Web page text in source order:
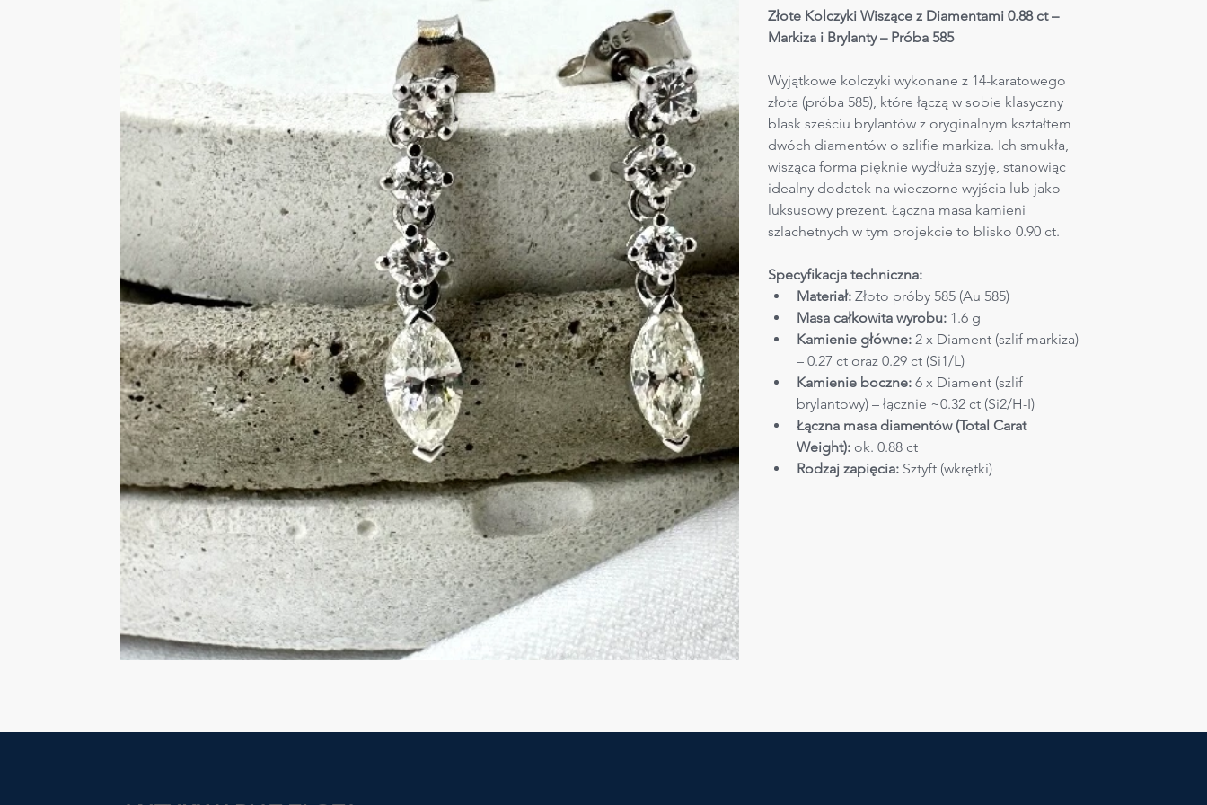
Złote Kolczyki Wiszące z Diamentami 0.88 ct –
Markiza i Brylanty – Próba 585
Wyjątkowe kolczyki wykonane z 14-karatowego
złota (próba 585), które łączą w sobie klasyczny
blask sześciu brylantów z oryginalnym kształtem
dwóch diamentów o szlifie markiza. Ich smukła,
wisząca forma pięknie wydłuża szyję, stanowiąc
idealny dodatek na wieczorne wyjścia lub jako
luksusowy prezent. Łączna masa kamieni
szlachetnych w tym projekcie to blisko 0.90 ct.
Specyfikacja techniczna:
Materiał: Złoto próby 585 (Au 585)
Masa całkowita wyrobu: 1.6 g
Kamienie główne: 2 x Diament (szlif markiza)
– 0.27 ct oraz 0.29 ct (Si1/L)
Kamienie boczne: 6 x Diament (szlif
brylantowy) – łącznie ~0.32 ct (Si2/H-I)
Łączna masa diamentów (Total Carat
Weight): ok. 0.88 ct
Rodzaj zapięcia: Sztyft (wkrętki)